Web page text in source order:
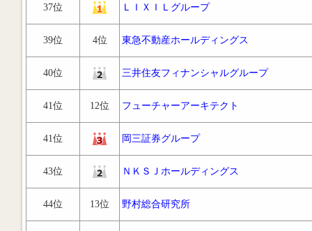
37位 ＬＩＸＩＬグループ
39位 4位 東急不動産ホールディングス
40位 三井住友フィナンシャルグループ
41位 12位 フューチャーアーキテクト
41位 岡三証券グループ
43位 ＮＫＳＪホールディングス
44位 13位 野村総合研究所